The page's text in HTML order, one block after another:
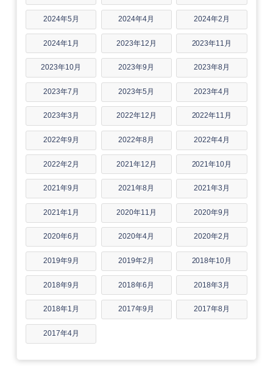
2024年5月 2024年4月 2024年2月
2024年1月 2023年12月 2023年11月
2023年10月 2023年9月 2023年8月
2023年7月 2023年5月 2023年4月
2023年3月 2022年12月 2022年11月
2022年9月 2022年8月 2022年4月
2022年2月 2021年12月 2021年10月
2021年9月 2021年8月 2021年3月
2021年1月 2020年11月 2020年9月
2020年6月 2020年4月 2020年2月
2019年9月 2019年2月 2018年10月
2018年9月 2018年6月 2018年3月
2018年1月 2017年9月 2017年8月
2017年4月